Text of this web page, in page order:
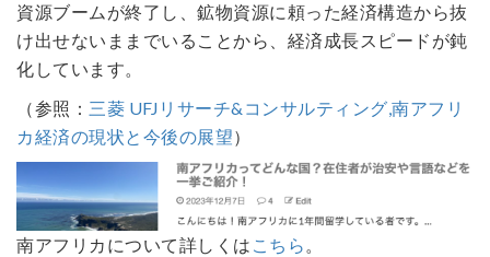
資源ブームが終了し、鉱物資源に頼った経済構造から抜
け出せないままでいることから、経済成長スピードが鈍
化しています。
（参照： 三菱 UFJリサーチ&コンサルティング,南アフリ
カ経済の現状と今後の展望）
南アフリカについて詳しくは こちら 。